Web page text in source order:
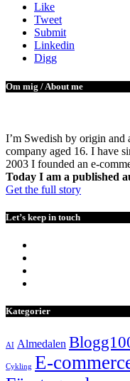
Like
Tweet
Submit
Linkedin
Digg
Om mig / About me
I’m Swedish by origin and
company aged 16. I have
2003 I founded an e-
Today I am a published
Get the full story
Let’s keep in touch
Kategorier
AI Almedalen
Cykling E-